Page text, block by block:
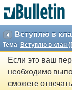
Вступлю в
Тема: Вступлю в клан
Если это ваш
необходимо
сможете